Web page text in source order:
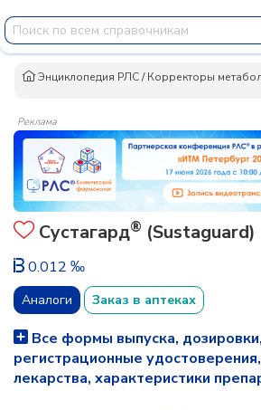
Энциклопедия РЛС/Корректоры
Реклама
Сустагард® (Sustaguard)
0.012 ‰
Аналоги Заказ в аптеках
Все формы выпуска, дозировки,
регистрационные
лекарства, характеристики